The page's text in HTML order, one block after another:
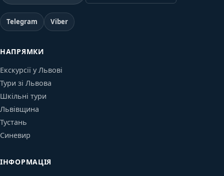
Telegram Viber
НАПРЯМКИ
Екскурсії у Львові
Тури зі Львова
Шкільні тури
Львівщина
Тустань
Синевир
ІНФОРМАЦІЯ